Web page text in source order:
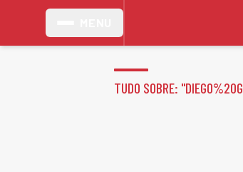
TUDO SOBRE: "